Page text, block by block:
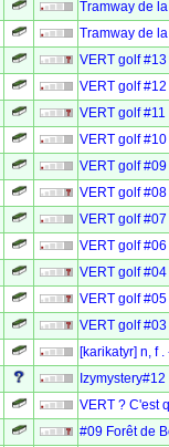
Tramway de
Tramway de
VERT golf
VERT golf
VERT golf
VERT golf
VERT golf
VERT golf
VERT golf
VERT golf
VERT golf
VERT golf
VERT golf
[karikatyr] n, f
VERT ? C'est
#09 Forêt de